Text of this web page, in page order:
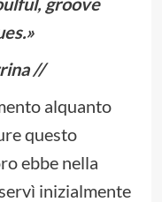
//
alquanto
questo
ebbe nella
inizialmente